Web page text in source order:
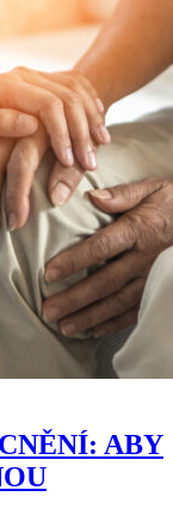
ABY